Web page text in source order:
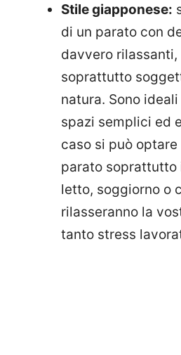
Stile giapponese:
di un parato con
davvero
soprattutto
natura. Sono
spazi semplici ed
caso si può
parato soprattutto
letto, soggiorno o
rilasseranno la
tanto stress